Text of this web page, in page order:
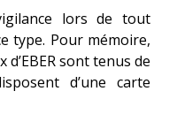
lors de tout
type. Pour mémoire,
d’EBER sont tenus de
d’une carte